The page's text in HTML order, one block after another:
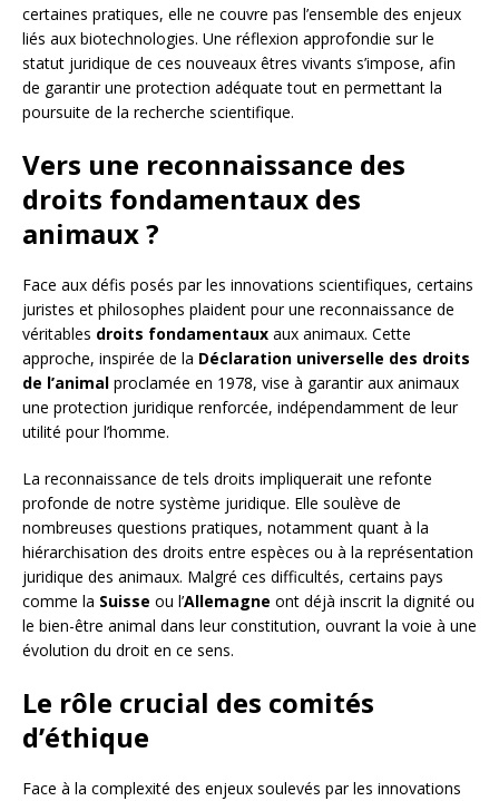
certaines pratiques, elle ne couvre pas l’ensemble des enjeux
liés aux biotechnologies. Une réflexion approfondie sur le
statut juridique de ces nouveaux êtres vivants s’impose, afin
de garantir une protection adéquate tout en permettant la
poursuite de la recherche scientifique.
Vers une reconnaissance des
droits fondamentaux des
animaux ?
Face aux défis posés par les innovations scientifiques, certains
juristes et philosophes plaident pour une reconnaissance de
véritables droits fondamentaux aux animaux. Cette
approche, inspirée de la Déclaration universelle des droits
de l’animal proclamée en 1978, vise à garantir aux animaux
une protection juridique renforcée, indépendamment de leur
utilité pour l’homme.
La reconnaissance de tels droits impliquerait une refonte
profonde de notre système juridique. Elle soulève de
nombreuses questions pratiques, notamment quant à la
hiérarchisation des droits entre espèces ou à la représentation
juridique des animaux. Malgré ces difficultés, certains pays
comme la Suisse ou l’Allemagne ont déjà inscrit la dignité ou
le bien-être animal dans leur constitution, ouvrant la voie à une
évolution du droit en ce sens.
Le rôle crucial des comités
d’éthique
Face à la complexité des enjeux soulevés par les innovations